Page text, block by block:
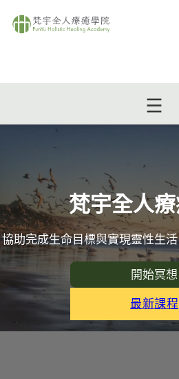
梵宇全人
協助完成生命目標與實現靈性生
開始冥想
最新課程